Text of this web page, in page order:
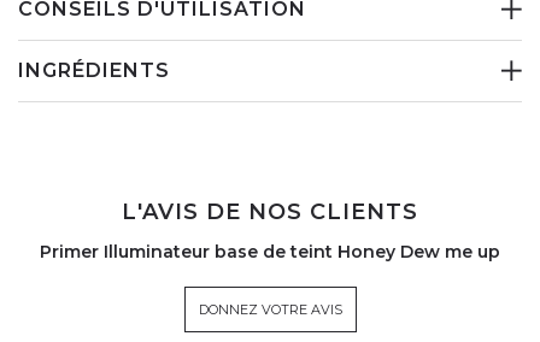
CONSEILS D'UTILISATION
INGRÉDIENTS
L'AVIS DE NOS CLIENTS
Primer Illuminateur base de teint Honey Dew me up
DONNEZ VOTRE AVIS